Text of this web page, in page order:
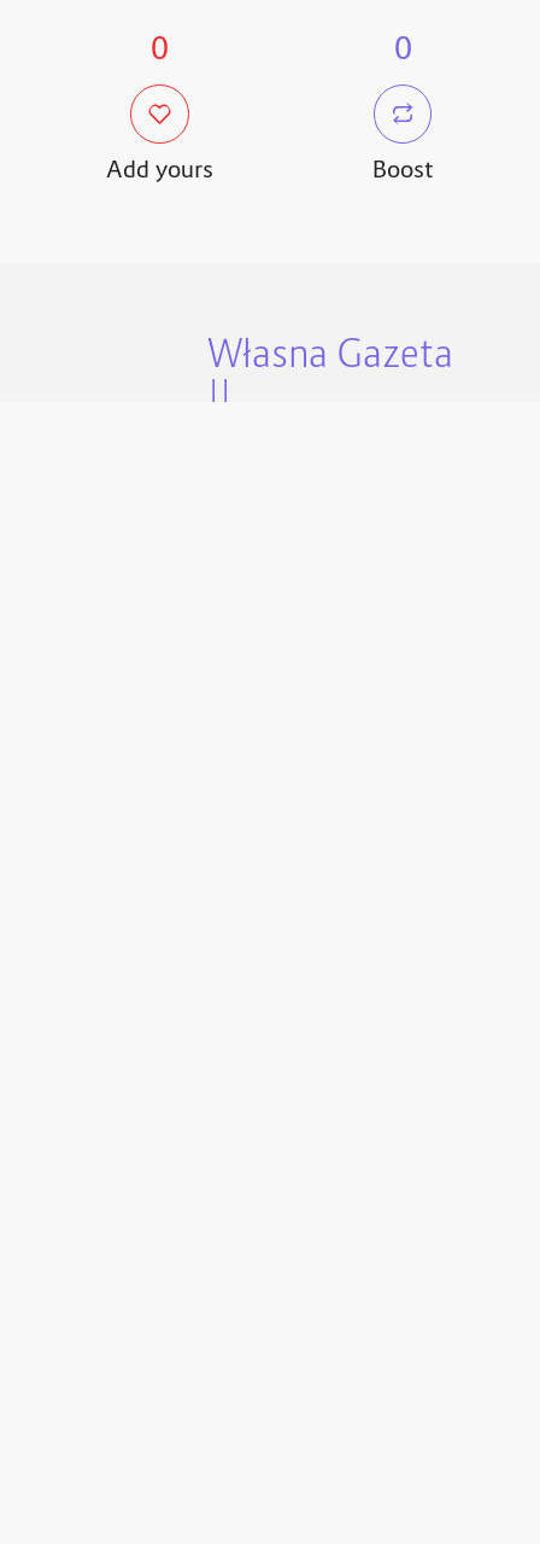
0
Add yours
0
Boost
Własna Gazeta
||